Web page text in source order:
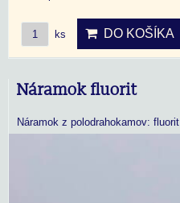
ks DO KOŠÍKA
Náramok fluorit
Náramok z polodrahokamov: fluorit